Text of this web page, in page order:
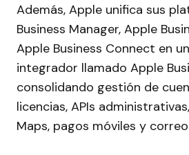
Además, Apple unifica sus
Business Manager, Apple
Apple Business Connect en
integrador llamado Apple
consolidando gestión de
licencias, APIs
Maps, pagos móviles y